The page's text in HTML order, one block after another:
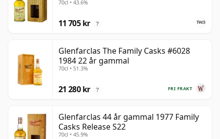
70cl • 43.6%
11 705 kr ?
Glenfarclas The Family Casks #6028
1984 22 år gammal
70cl • 51.3%
FRI FRAKT
21 280 kr ?
Glenfarclas 44 år gammal 1977 Family
Casks Release S22
70cl • 45.9%